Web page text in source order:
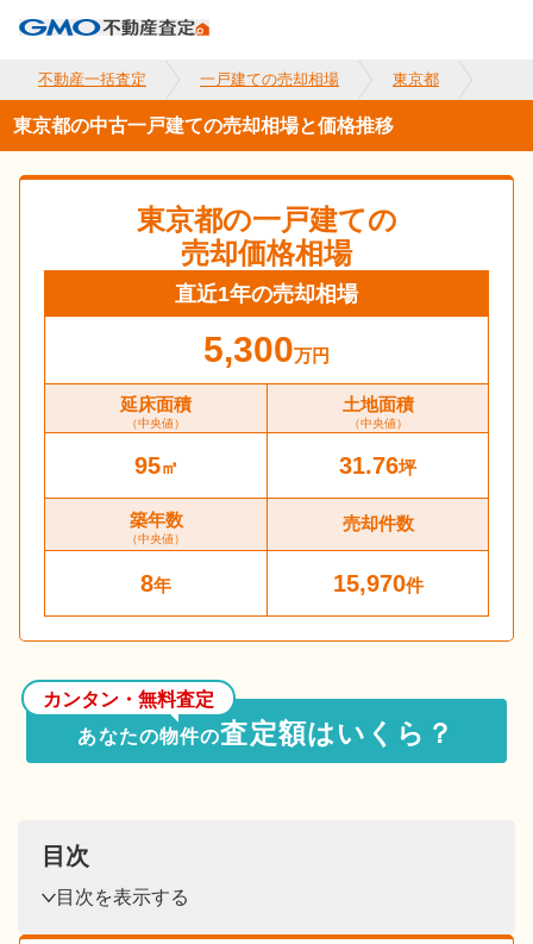
不動産一括査定 一戸建ての売却相場 東京都
東京都の中古一戸建ての売却相場と価格推移
東京都の一戸建ての
売却価格相場
直近1年の売却相場
5,300万円
延床面積
（中央値）
土地面積
（中央値）
95㎡ 31.76坪
築年数
（中央値）
売却件数
8年 15,970件
カンタン・無料査定
あなたの物件の査定額はいくら？
目次
目次を表示する